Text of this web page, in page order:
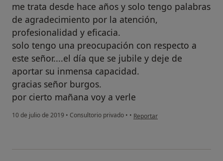
me trata desde hace años y solo tengo palabras
de agradecimiento por la atención,
profesionalidad y eficacia.
solo tengo una preocupación con respecto a
este señor....el día que se jubile y deje de
aportar su inmensa capacidad.
gracias señor burgos.
por cierto mañana voy a verle
10 de julio de 2019 • Consultorio privado • • en opinión del usuario Cuenta
Reportar